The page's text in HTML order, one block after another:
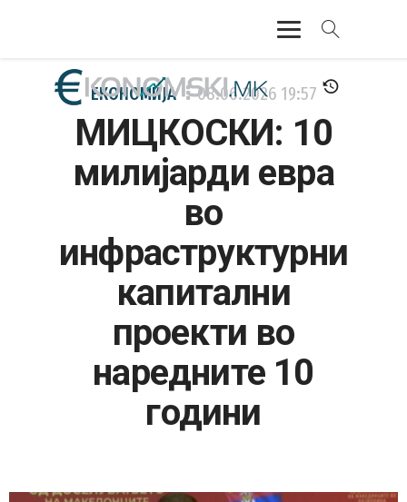
АКТУЕЛНО
ЕКОНОМИЈА
ФИНАНСИИ
ЖИВОТ
ЕКОНОМИЈА 08.06.2026 19:57
МИЦКОСКИ: 10
милијарди евра
во
инфраструктурни
капитални
проекти во
наредните 10
години